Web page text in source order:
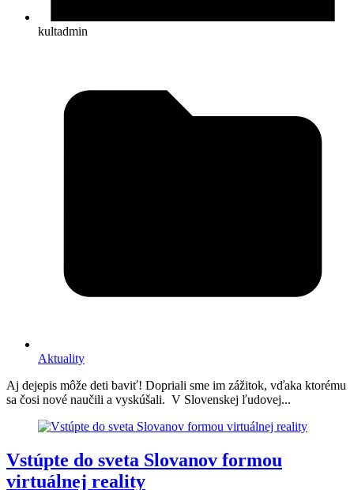
kultadmin
Aktuality
Aj dejepis môže deti baviť! Dopriali sme im zážitok, vďaka ktorému
sa čosi nové naučili a vyskúšali. V Slovenskej ľudovej...
Vstúpte do sveta Slovanov formou
virtuálnej reality